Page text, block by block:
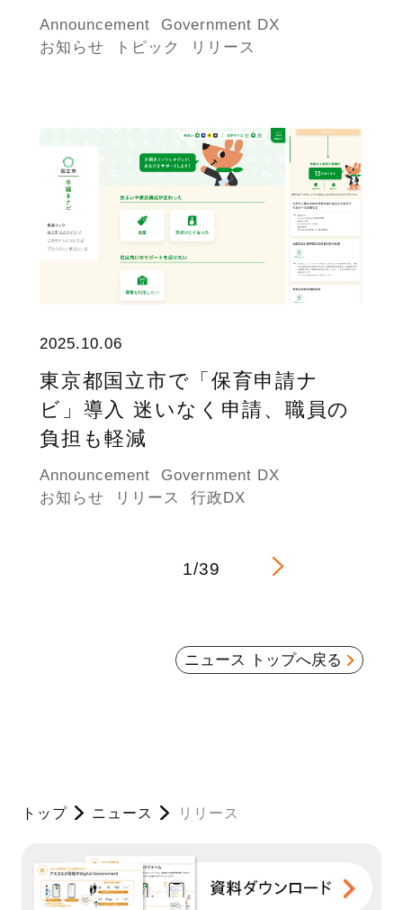
Announcement
Government DX
お知らせ
トピック リリース
2025.10.06
東京都国立市で「保育申請ナ
ビ」導入 迷いなく申請、職員の
負担も軽減
Announcement
Government DX
お知らせ
リリース 行政DX
1/39
ニュース トップへ戻る
トップ ニュース リリース